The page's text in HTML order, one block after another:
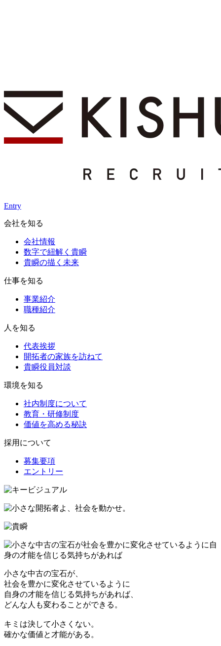
Entry
会社を知る
会社情報
数字で紐解く貴瞬
貴瞬の描く未来
仕事を知る
事業紹介
職種紹介
人を知る
代表挨拶
開拓者の家族を訪ねて
貴瞬役員対談
環境を知る
社内制度について
教育・研修制度
価値を高める秘訣
採用について
募集要項
エントリー
小さな中古の宝石が、
社会を豊かに変化させているように
自身の才能を信じる気持ちがあれば、
どんな人も変わることができる。
キミは決して小さくない。
確かな価値と才能がある。